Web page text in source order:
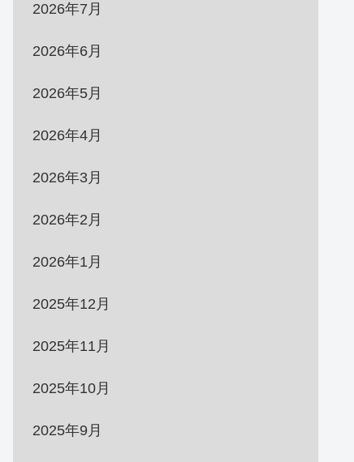
2026年7月
2026年6月
2026年5月
2026年4月
2026年3月
2026年2月
2026年1月
2025年12月
2025年11月
2025年10月
2025年9月